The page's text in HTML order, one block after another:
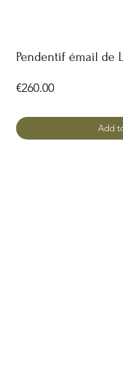
Pendentif émail de
€260.00Price
Add